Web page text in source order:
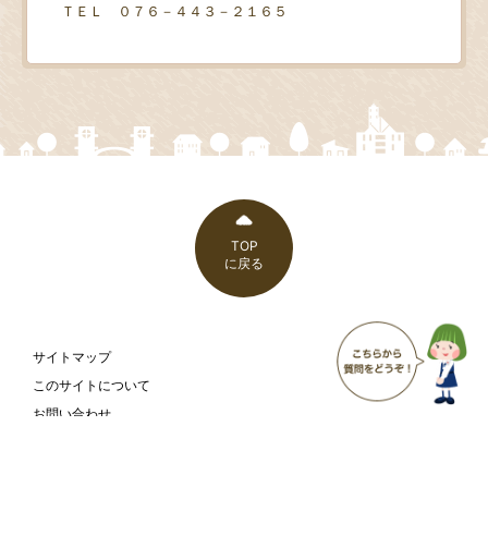
ＴＥＬ ０７６－４４３－２１６５
TOP
に戻る
サイトマップ
このサイトについて
お問い合わせ